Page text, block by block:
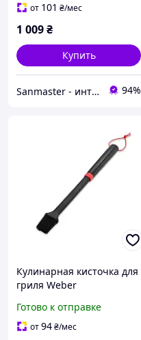
от 101 ₴/мес
1 009₴
Купить
Sanmaster - интернет-магазин сантехники 94%
Кулинарная кисточка для
гриля Weber
Готово к отправке
от94₴/мес